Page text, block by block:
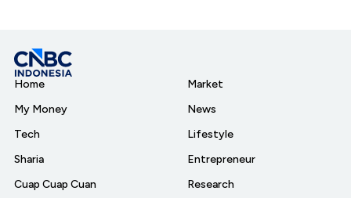
Home
My Money
Tech
Sharia
Cuap Cuap Cuan
Market
News
Lifestyle
Entrepreneur
Research